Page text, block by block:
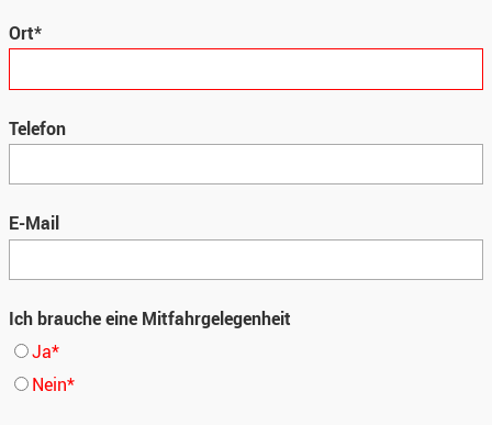
Ort*
Telefon
E-Mail
Ich brauche eine Mitfahrgelegenheit
Ja*
Nein*